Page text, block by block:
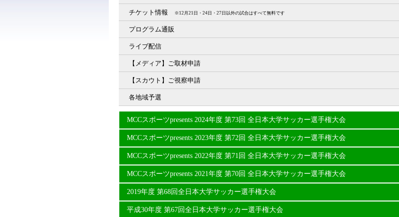
チケット情報 ※12月21日・24日・27日以外の試合はすべて無料です
プログラム通販
ライブ配信
【メディア】ご取材申請
【スカウト】ご視察申請
各地域予選
MCCスポーツpresents 2024年度 第73回 全日本大学サッカー選手権大会
MCCスポーツpresents 2023年度 第72回 全日本大学サッカー選手権大会
MCCスポーツpresents 2022年度 第71回 全日本大学サッカー選手権大会
MCCスポーツpresents 2021年度 第70回 全日本大学サッカー選手権大会
2019年度 第68回全日本大学サッカー選手権大会
平成30年度 第67回全日本大学サッカー選手権大会